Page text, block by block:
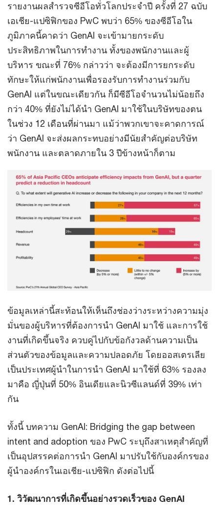
รายงานผลสำรวจซีอีโอทั่วโลกประจำปี ครั้งที่ 27 ฉบับ
เอเชีย-แปซิฟิกของ PwC พบว่า 65% ของซีอีโอใน
ภูมิภาคนี้คาดว่า GenAI จะเข้ามายกระดับ
ประสิทธิภาพในการทำงาน ทั้งของพนักงานและผู้
บริหาร ขณะที่ 76% กล่าวว่า จะต้องมีการยกระดับ
ทักษะให้แก่พนักงานเพื่อรองรับการทำงานร่วมกับ
GenAI แต่ในขณะเดียวกัน ก็มีซีอีโอจำนวนไม่น้อยถึง
กว่า 40% ที่ยังไม่ได้นำ GenAI มาใช้ในบริษัทของตน
ในช่วง 12 เดือนที่ผ่านมา แม้ว่าพวกเขาจะคาดการณ์
ว่า GenAI จะส่งผลกระทบอย่างมีนัยสำคัญต่อบริษัท
พนักงาน และตลาดภายใน 3 ปีข้างหน้าก็ตาม
ข้อมูลเหล่านี้สะท้อนให้เห็นถึงช่องว่างระหว่างความมุ่ง
มั่นของผู้บริหารที่ต้องการนำ GenAI มาใช้ และการใช้
งานที่เกิดขึ้นจริง ควบคู่ไปกับข้อกังวลด้านความเป็น
ส่วนตัวของข้อมูลและความปลอดภัย โดยออสเตรเลีย
เป็นประเทศผู้นำในการนำ GenAI มาใช้ที่ 63% รองลง
มาคือ ญี่ปุ่นที่ 50% อินเดียและนิวซีแลนด์ที่ 39% เท่า
กัน
ทั้งนี้ บทความ GenAI: Bridging the gap between
intent and adoption ของ PwC ระบุถึงสาเหตุสำคัญที่
เป็นอุปสรรคต่อการนำ GenAI มาปรับใช้กับองค์กรของ
ผู้นำองค์กรในเอเชีย-แปซิฟิก ดังต่อไปนี้
1. วิวัฒนาการที่เกิดขึ้นอย่างรวดเร็วของ GenAI